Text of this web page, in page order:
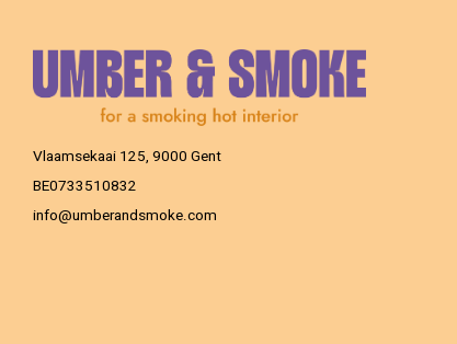
Vlaamsekaai 125, 9000 Gent
BE0733510832
info@umberandsmoke.com